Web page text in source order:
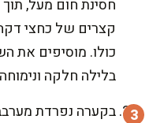
חסינת חום מעל,
קצרים של כחצי
כולו. מוסיפים את
בלילה חלקה
בקערה נפרדת